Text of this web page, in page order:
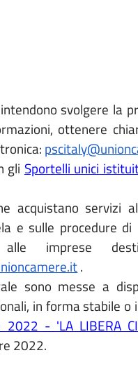
svolgere la
ottenere
gli Sportelli unici
servizi
e sulle procedure
alle imprese
.
sono messe a
in forma stabile
- 'LA LIBERA
2022.